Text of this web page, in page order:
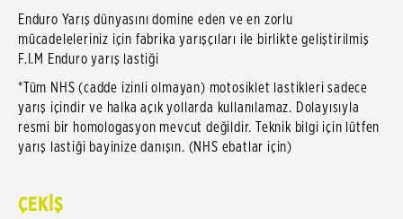
Enduro Yarış dünyasını domine eden ve en zorlu
mücadeleleriniz için fabrika yarışçıları ile birlikte geliştirilmiş
F.I.M Enduro yarış lastiği
*Tüm NHS (cadde izinli olmayan) motosiklet lastikleri sadece
yarış içindir ve halka açık yollarda kullanılamaz. Dolayısıyla
resmi bir homologasyon mevcut değildir. Teknik bilgi için lütfen
yarış lastiği bayinize danışın. (NHS ebatlar için)
ÇEKİŞ